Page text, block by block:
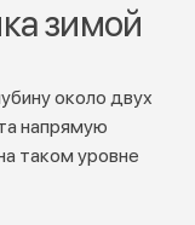
зимой
около двух
напрямую
таком уровне